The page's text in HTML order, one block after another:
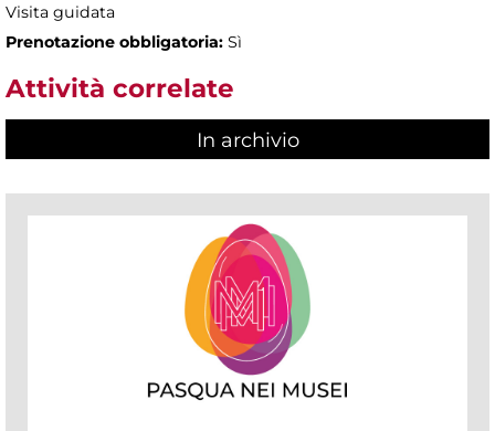
Visita guidata
Prenotazione obbligatoria: Sì
Attività correlate
In archivio